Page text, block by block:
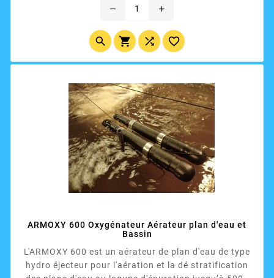
volt, 10 m de câble...
remove add
   
ARMOXY 600 Oxygénateur Aérateur plan d'eau et
Bassin
L'ARMOXY 600 est un aérateur de plan d'eau de type
hydro éjecteur pour l'aération et la dé stratification